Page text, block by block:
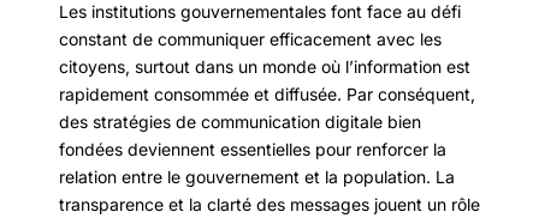
Les institutions gouvernementales font face au défi
constant de communiquer efficacement avec les
citoyens, surtout dans un monde où l’information est
rapidement consommée et diffusée. Par conséquent,
des stratégies de communication digitale bien
fondées deviennent essentielles pour renforcer la
relation entre le gouvernement et la population. La
transparence et la clarté des messages jouent un rôle